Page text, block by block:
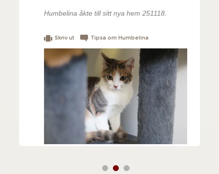
Humbelina åkte till sitt nya hem 251118.
Skriv ut Tipsa om Humbelina